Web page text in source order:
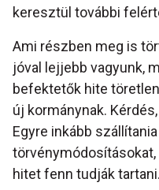
keresztül további
Ami részben meg is
jóval lejjebb vagyunk,
befektetők hite
új kormánynak.
Egyre inkább
hitet fenn tudják tartani.